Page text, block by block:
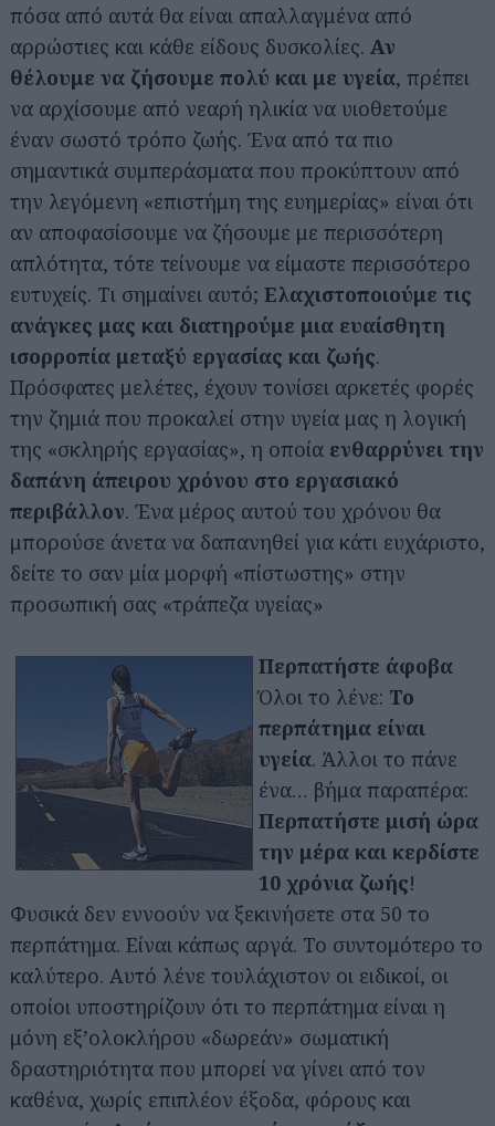
πόσα από αυτά θα είναι απαλλαγμένα από
αρρώστιες και κάθε είδους δυσκολίες. Αν
θέλουμε να ζήσουμε πολύ και με υγεία, πρέπει
να αρχίσουμε από νεαρή ηλικία να υιοθετούμε
έναν σωστό τρόπο ζωής. Ένα από τα πιο
σημαντικά συμπεράσματα που προκύπτουν από
την λεγόμενη «επιστήμη της ευημερίας» είναι ότι
αν αποφασίσουμε να ζήσουμε με περισσότερη
απλότητα, τότε τείνουμε να είμαστε περισσότερο
ευτυχείς. Τι σημαίνει αυτό; Ελαχιστοποιούμε τις
ανάγκες μας και διατηρούμε μια ευαίσθητη
ισορροπία μεταξύ εργασίας και ζωής.
Πρόσφατες μελέτες, έχουν τονίσει αρκετές φορές
την ζημιά που προκαλεί στην υγεία μας η λογική
της «σκληρής εργασίας», η οποία ενθαρρύνει την
δαπάνη άπειρου χρόνου στο εργασιακό
περιβάλλον. Ένα μέρος αυτού του χρόνου θα
μπορούσε άνετα να δαπανηθεί για κάτι ευχάριστο,
δείτε το σαν μία μορφή «πίστωστης» στην
προσωπική σας «τράπεζα υγείας»
Περπατήστε άφοβα
Όλοι το λένε: Το
περπάτημα είναι
υγεία. Άλλοι το πάνε
ένα… βήμα παραπέρα:
Περπατήστε μισή ώρα
την μέρα και κερδίστε
10 χρόνια ζωής!
Φυσικά δεν εννοούν να ξεκινήσετε στα 50 το
περπάτημα. Είναι κάπως αργά. Το συντομότερο το
καλύτερο. Αυτό λένε τουλάχιστον οι ειδικοί, οι
οποίοι υποστηρίζουν ότι το περπάτημα είναι η
μόνη εξ’ολοκλήρου «δωρεάν» σωματική
δραστηριότητα που μπορεί να γίνει από τον
καθένα, χωρίς επιπλέον έξοδα, φόρους και